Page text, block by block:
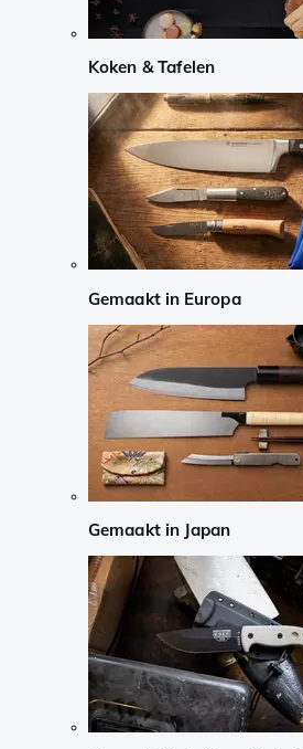
Koken & Tafelen
Gemaakt in Europa
Gemaakt in Japan